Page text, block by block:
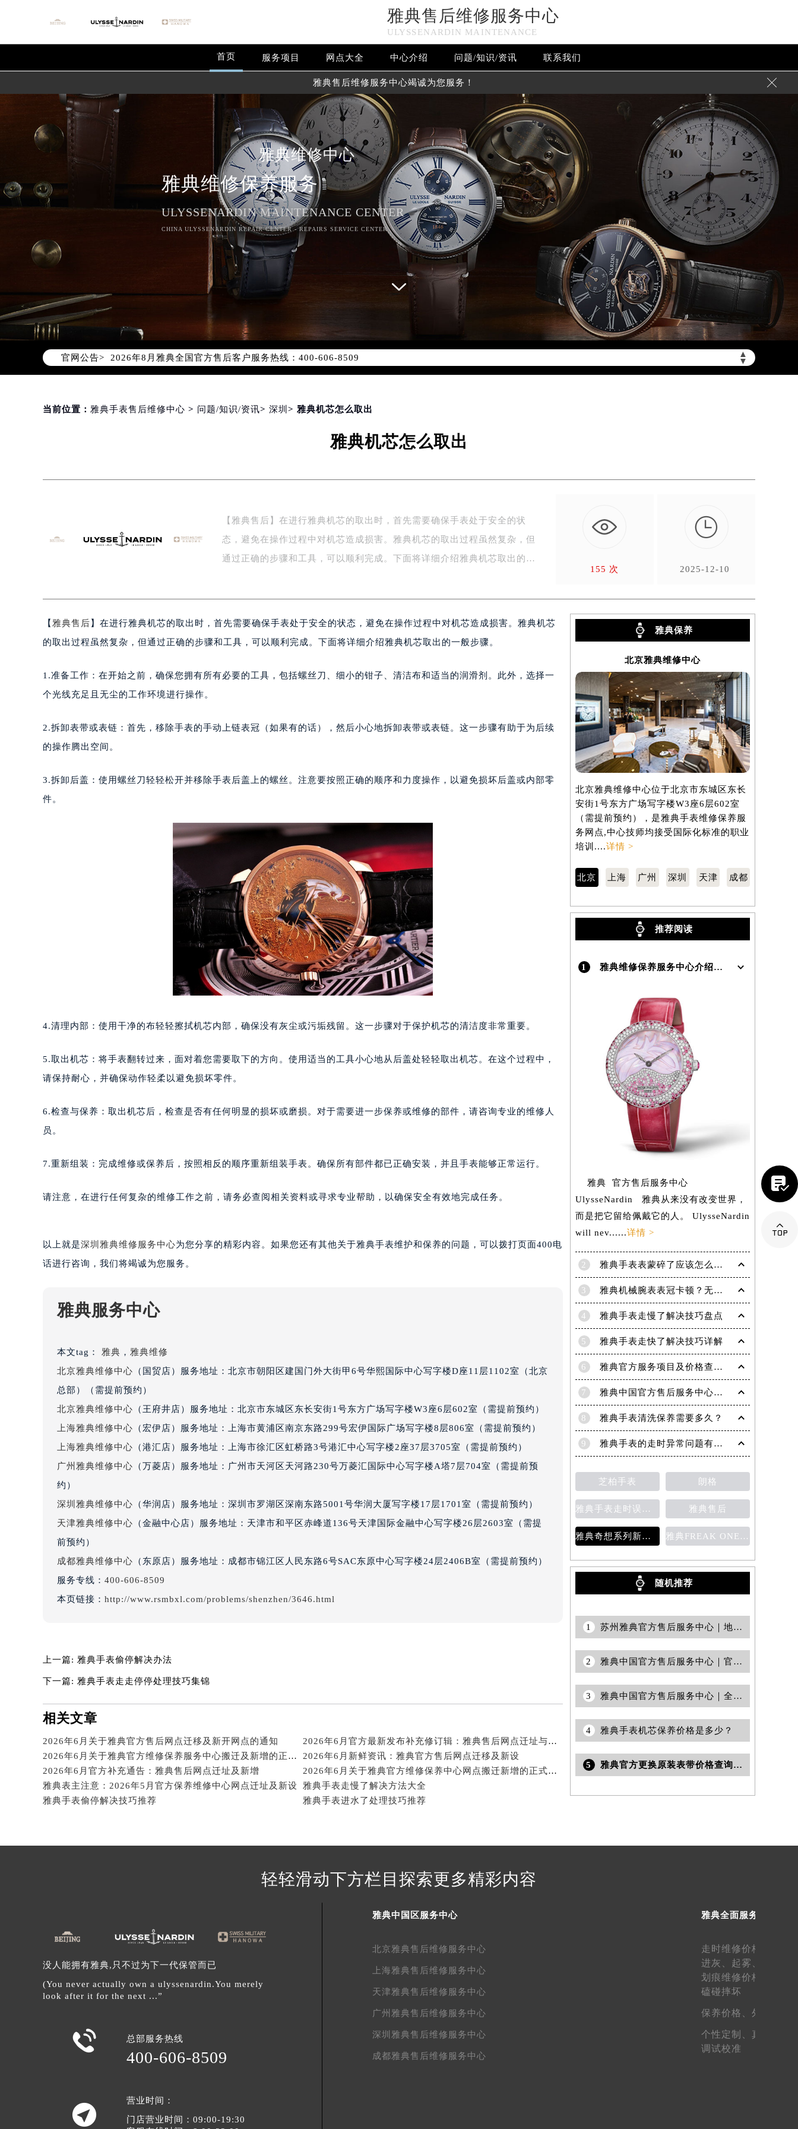
雅典售后维修服务中心
ULYSSENARDIN MAINTENANCE
首页 服务项目 网点大全 中心介绍 问题/知识/资讯 联系我们
雅典售后维修服务中心竭诚为您服务！ 
雅典维修中心
雅典维修保养服务
ULYSSENARDIN MAINTENANCE CENTER
CHINA ULYSSENARDIN REPAIR CENTER - REPAIRS SERVICE CENTER
官网公告> ▲
▼
2026年8月雅典中国区售后服务网络优化升级公告
2026年8月雅典全国官方售后客户服务热线：400-606-8509
雅典官方全国统一服务热线400-606-8509，服务覆盖中国大陆、香港、澳门、台湾全部区域（非大陆需加拨“+86”）
2026年8月雅典售后服务中心最新网点地址：
北京市东城区东长安街1号东方广场写字楼W3座6层602室（需提前预约）
上海市徐汇区虹桥路3号港汇中心写字楼2座37层3705室（需提前预约）
扬州市邗江区国展路29号星耀天地写字楼1号楼18层1803室（需提前预约）
盐城市盐都区世纪大道5号盐城金融城写字楼1号楼16层1604室（需提前预约）
泰州市海陵区永定东路399号置地商务中心东塔写字楼（华润万象城）17层1706室（需提前预约）
绍兴市越城区胜利东路379号世茂天际中心写字楼8层805室（需提前预约）
嘉兴市南湖区广益路705号嘉兴世界贸易中心写字楼A座13层1304室（需提前预约）
济南市历下区经十路11111号华润中心写字楼（万象城）15层1508室（需提前预约）
广州市天河区天河路230号万菱汇国际中心写字楼A塔7层704室（需提前预约）
深圳市罗湖区深南东路5001号华润大厦写字楼17层1701室（需提前预约）
福州市鼓楼区五四路128-1号恒力城写字楼15层03室（需提前预约）
长沙市芙蓉区定王台街道建湘路393号世茂环球金融中心写字楼（芙蓉广场）10层13室（需提前预约）
郑州市二七区铭功路10号华润大厦写字楼29层2905室（需提前预约）
太原市迎泽区解放路15号亨得利名表服务中心（品牌授权店）3层整层（需提前预约）
沈阳市沈河区中街路137号亨得利名表服务中心（品牌授权店）1层整层（需提前预约）
沈阳市沈河区中街路83号亨得利名表服务中心（品牌授权店）1层整层（需提前预约）
乌鲁木齐市天山区红山路26号时代广场（CCMALL）C座17层17-B（需提前预约）
温州市鹿城区锦绣路1067号置信广场10层1015室（需提前预约）
哈尔滨市道里区友谊西路600号富力中心T2座写字楼29层03室（需提前预约）
大连市中山区人民路15号国际金融大厦7层G室（需提前预约）
佛山市禅城区季华五路57号万科金融中心C座12层1205室（需提前预约）
东莞市东城街道鸿福东路1号民盈国贸中心T1写字楼9层907室（需提前预约）
南通市崇川区工农路57号圆融广场写字楼16层1603室（需提前预约）
武汉市江汉区解放大道686号世界贸易大厦38层09室（需提前预约）
南宁市青秀区金湖路59号地王大厦12楼1224室（需提前预约）
泉州市丰泽区宝洲路729号浦西万达中心写字楼A座7楼709室（需提前预约）
海口市龙华区金贸东路5号海口华润大厦B座17层1707室（需提前预约）
甘肃省兰州市七里河区西津西路16号兰州中心写字楼21层2102室（需提前预约）
黑龙江省鹤岗市向阳区红军路雅典售后服务中心（需提前预约）
黑龙江省黑河市爱辉区中央街雅典售后服务中心（需提前预约）
黑龙江省鸡西市鸡冠区红军路雅典售后服务中心（需提前预约）
黑龙江省佳木斯市向阳区长安路雅典售后服务中心（需提前预约）
黑龙江省牡丹江市东安区太平路雅典售后服务中心（需提前预约）
黑龙江省双鸭山市尖山区新兴大街雅典售后服务中心（需提前预约）
黑龙江省伊春市伊美区通河路雅典售后服务中心（需提前预约）
吉林省白城市洮北区明仁南街雅典售后服务中心（需提前预约）
吉林省吉林市船营区河南街雅典售后服务中心（需提前预约）
吉林省四平市铁东区紫气大路与南九经街交汇处雅典售后服务中心（需提前预约）
吉林省延边市延吉市解放路雅典售后服务中心（需提前预约）
辽宁省本溪市平山区胜利路雅典售后服务中心（需提前预约）
辽宁省朝阳市双塔区新华路雅典售后服务中心（需提前预约）
辽宁省抚顺市新抚区东一路雅典售后服务中心（需提前预约）
辽宁省阜新市海州区解放大街雅典售后服务中心（需提前预约）
辽宁省葫芦岛市连山区中央路雅典售后服务中心（需提前预约）
辽宁省锦州市古塔区中央大街雅典售后服务中心（需提前预约）
辽宁省辽阳市白塔区新运大街雅典售后服务中心（需提前预约）
辽宁省沈阳市沈河区中街路137号亨得利名表维修授权店1楼雅典售后服务中心（需提前预约）
辽宁省沈阳市沈河区中街路83号亨得利名表维修授权店1楼雅典售后服务中心（需提前预约）
北京市朝阳区建国门外大街甲6号华熙国际中心D座11层1102室雅典售后服务中心（北京总部）（需提前预约）
北京市东城区东长安街1号王府井东方广场W3座6层602室雅典售后服务中心（需提前预约）
河北省保定市竞秀区朝阳北大街北国先天下雅典售后服务中心（需提前预约）
内蒙古自治区阿拉善盟市左旗土尔扈特大街雅典售后服务中心（需提前预约）
内蒙古自治区巴彦淖尔市临河区新华街雅典售后服务中心（需提前预约）
内蒙古自治区包头市青山区幸福路甲3号王府井百货名表维修雅典售后服务中心（需提前预约）
内蒙古自治区呼伦贝尔市海拉尔区中央街雅典售后服务中心（需提前预约）
内蒙古自治区通辽市科尔沁区明仁大街雅典售后服务中心（需提前预约）
内蒙古自治区锡林郭勒盟市锡林浩特市光明街与额尔敦路交叉口雅典售后服务中心（需提前预约）
内蒙古自治区兴安盟市乌兰浩特市兴安大街雅典售后服务中心（需提前预约）
当前位置： 雅典手表售后维修中心 > 问题/知识/资讯> 深圳 > 雅典机芯怎么取出
雅典机芯怎么取出
【雅典售后】在进行雅典机芯的取出时，首先需要确保手表处于安全的状
态，避免在操作过程中对机芯造成损害。雅典机芯的取出过程虽然复杂，但
通过正确的步骤和工具，可以顺利完成。下面将详细介绍雅典机芯取出的一
155 次

2025-12-10
【 雅典售后 】在进行雅典机芯的取出时，首先需要确保手表处于安全的状态，避免在操作过程中对机芯造成损害。雅典机芯
的取出过程虽然复杂，但通过正确的步骤和工具，可以顺利完成。下面将详细介绍雅典机芯取出的一般步骤。
1.准备工作：在开始之前，确保您拥有所有必要的工具，包括螺丝刀、细小的钳子、清洁布和适当的润滑剂。此外，选择一
个光线充足且无尘的工作环境进行操作。
2.拆卸表带或表链：首先，移除手表的手动上链表冠（如果有的话），然后小心地拆卸表带或表链。这一步骤有助于为后续
的操作腾出空间。
3.拆卸后盖：使用螺丝刀轻轻松开并移除手表后盖上的螺丝。注意要按照正确的顺序和力度操作，以避免损坏后盖或内部零
件。
4.清理内部：使用干净的布轻轻擦拭机芯内部，确保没有灰尘或污垢残留。这一步骤对于保护机芯的清洁度非常重要。
5.取出机芯：将手表翻转过来，面对着您需要取下的方向。使用适当的工具小心地从后盖处轻轻取出机芯。在这个过程中，
请保持耐心，并确保动作轻柔以避免损坏零件。
6.检查与保养：取出机芯后，检查是否有任何明显的损坏或磨损。对于需要进一步保养或维修的部件，请咨询专业的维修人
员。
7.重新组装：完成维修或保养后，按照相反的顺序重新组装手表。确保所有部件都已正确安装，并且手表能够正常运行。
请注意，在进行任何复杂的维修工作之前，请务必查阅相关资料或寻求专业帮助，以确保安全有效地完成任务。
以上就是深圳雅典维修服务中心为您分享的精彩内容。如果您还有其他关于雅典手表维护和保养的问题，可以拨打页面400电
话进行咨询，我们将竭诚为您服务。
雅典服务中心
本文tag： 雅典 ， 雅典维修
北京雅典维修中心 （国贸店）服务地址：北京市朝阳区建国门外大街甲6号华熙国际中心写字楼D座11层1102室（北京
总部）（需提前预约）
北京雅典维修中心 （王府井店）服务地址：北京市东城区东长安街1号东方广场写字楼W3座6层602室（需提前预约）
上海雅典维修中心 （宏伊店）服务地址：上海市黄浦区南京东路299号宏伊国际广场写字楼8层806室（需提前预约）
上海雅典维修中心 （港汇店）服务地址：上海市徐汇区虹桥路3号港汇中心写字楼2座37层3705室（需提前预约）
广州雅典维修中心 （万菱店）服务地址：广州市天河区天河路230号万菱汇国际中心写字楼A塔7层704室（需提前预
约）
深圳雅典维修中心 （华润店）服务地址：深圳市罗湖区深南东路5001号华润大厦写字楼17层1701室（需提前预约）
天津雅典维修中心 （金融中心店）服务地址：天津市和平区赤峰道136号天津国际金融中心写字楼26层2603室（需提
前预约）
成都雅典维修中心 （东原店）服务地址：成都市锦江区人民东路6号SAC东原中心写字楼24层2406B室（需提前预约）
服务专线： 400-606-8509
本页链接： http://www.rsmbxl.com/problems/shenzhen/3646.html
上一篇: 雅典手表偷停解决办法
下一篇: 雅典手表走走停停处理技巧集锦
相关文章
2026年6月关于雅典官方售后网点迁移及新开网点的通知
2026年6月官方最新发布补充修订辑：雅典售后网点迁址与新设
2026年6月关于雅典官方维修保养服务中心搬迁及新增的正式文件全文内容公示
2026年6月新鲜资讯：雅典官方售后网点迁移及新设
2026年6月官方补充通告：雅典售后网点迁址及新增
2026年6月关于雅典官方维修保养中心网点搬迁新增的正式通知
雅典表主注意：2026年5月官方保养维修中心网点迁址及新设
雅典手表走慢了解决方法大全
雅典手表偷停解决技巧推荐
雅典手表进水了处理技巧推荐
雅典保养
北京雅典维修中心
北京雅典维修中心位于北京市东城区东长
安街1号东方广场写字楼W3座6层602室
（需提前预约），是雅典手表维修保养服
务网点,中心技师均接受国际化标准的职业
培训....详情 >
北京 上海 广州 深圳 天津 成都
推荐阅读
1 雅典维修保养服务中心介绍 | UlysseNardin
雅典 官方售后服务中心
UlysseNardin 雅典从来没有改变世界，
而是把它留给佩戴它的人。 UlysseNardin
will nev......详情 >
2 雅典手表表蒙碎了应该怎么处理？（处理办法）
3 雅典机械腕表表冠卡顿？无法旋转调试的紧急解决妙招
4 雅典手表走慢了解决技巧盘点
5 雅典手表走快了解决技巧详解
6 雅典官方服务项目及价格查询｜全新电话和完整地址权威信息通知（2026年6月最新）
7 雅典中国官方售后服务中心｜详细地址与维修热线权威信息公示（2026年7月最新）
8 雅典手表清洗保养需要多久？
9 雅典手表的走时异常问题有哪些？
芝柏手表 朗格
雅典手表走时误差的原因 雅典售后
雅典奇想系列新款腕表 雅典FREAK ONE奇想腕表
随机推荐
1 苏州雅典官方售后服务中心｜地址与官方客服热线权威信息公告（2026年7月最新）
2 雅典中国官方售后服务中心｜官方热线及全部网点地址权威信息通知（2026年6月最新）
3 雅典中国官方售后服务中心｜全新服务电话及详细地址权威信息声明（2026年6月最新）
4 雅典手表机芯保养价格是多少？
5 雅典官方更换原装表带价格查询｜地址及售后热线权威信息公告（2026年6月最新）
轻轻滑动下方栏目探索更多精彩内容
没人能拥有雅典,只不过为下一代保管而已
(You never actually own a ulyssenardin.You merely
look after it for the next ...”
 总部服务热线
400-606-8509

营业时间：
门店营业时间：09:00-19:30
雅典中国区服务中心
北京雅典售后维修服务中心
上海雅典售后维修服务中心
天津雅典售后维修服务中心
广州雅典售后维修服务中心
深圳雅典售后维修服务中心
成都雅典售后维修服务中心
雅典全面服务
走时维修价格、
进灰、 起雾、
划痕维修价格、
磕碰摔坏
保养价格、外观维护
个性定制、真假鉴定
调试校准

